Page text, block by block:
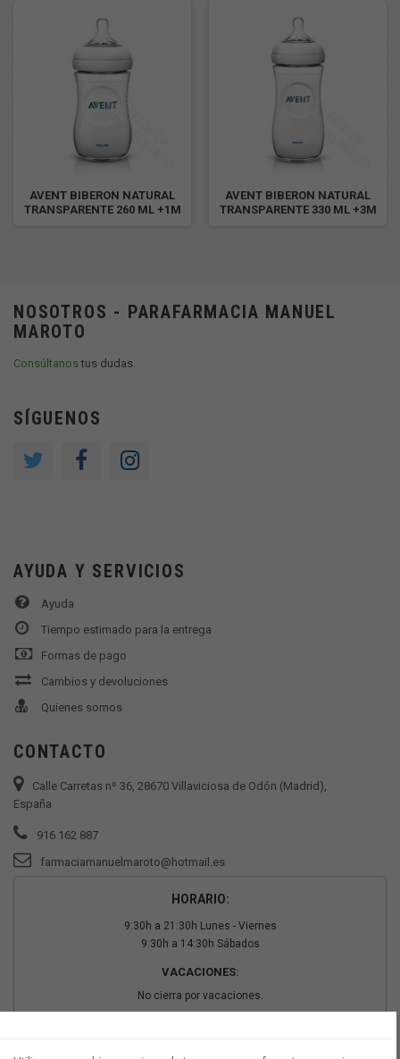
AVENT BIBERON NATURAL
TRANSPARENTE 260 ML +1M
AVENT BIBERON NATURAL
TRANSPARENTE 330 ML +3M
NOSOTROS - PARAFARMACIA MANUEL
MAROTO
Consúltanostus dudas.
SÍGUENOS
AYUDA Y SERVICIOS
Ayuda
Tiempo estimado para la entrega
Formas de pago
Cambios y devoluciones
Quienes somos
CONTACTO
Calle Carretas nº 36, 28670 Villaviciosa de Odón (Madrid),
España
916 162 887
farmaciamanuelmaroto@hotmail.es
HORARIO:
9:30h a 21:30h Lunes - Viernes
9:30h a 14:30h Sábados
VACACIONES:
No cierra por vacaciones.